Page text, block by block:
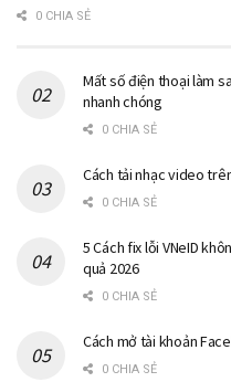
0 CHIA SẺ
Mất số điện thoại làm
nhanh chóng
0 CHIA SẺ
Cách tải nhạc video
0 CHIA SẺ
5 Cách fix lỗi VNeID
quả 2026
0 CHIA SẺ
Cách mở tài khoản
0 CHIA SẺ